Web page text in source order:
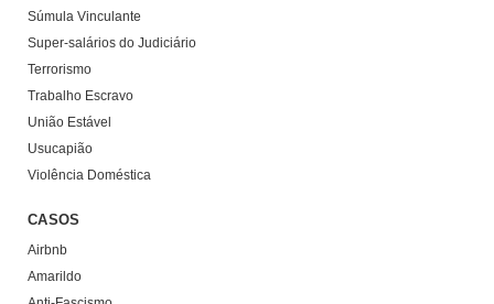
Súmula Vinculante
Super-salários do Judiciário
Terrorismo
Trabalho Escravo
União Estável
Usucapião
Violência Doméstica
CASOS
Airbnb
Amarildo